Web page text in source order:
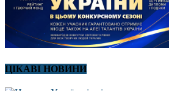
ЦІКАВІ НОВИНИ